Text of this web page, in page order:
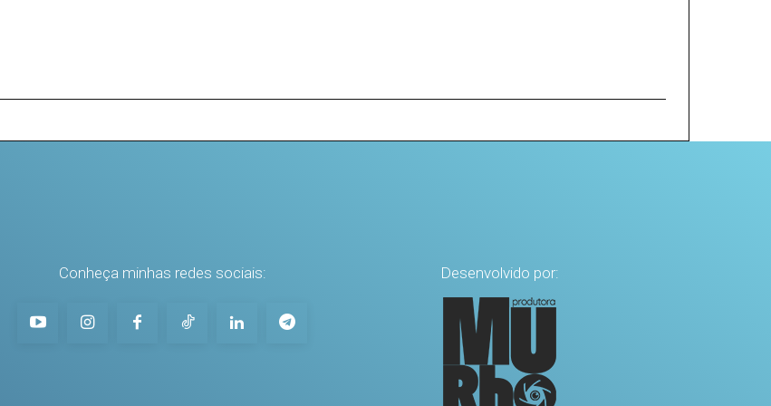
Conheça minhas redes sociais: Desenvolvido por: